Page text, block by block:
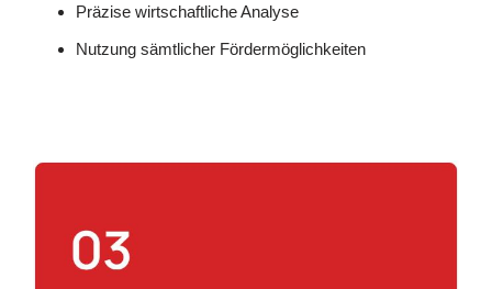
Präzise wirtschaftliche Analyse
Nutzung sämtlicher Fördermöglichkeiten